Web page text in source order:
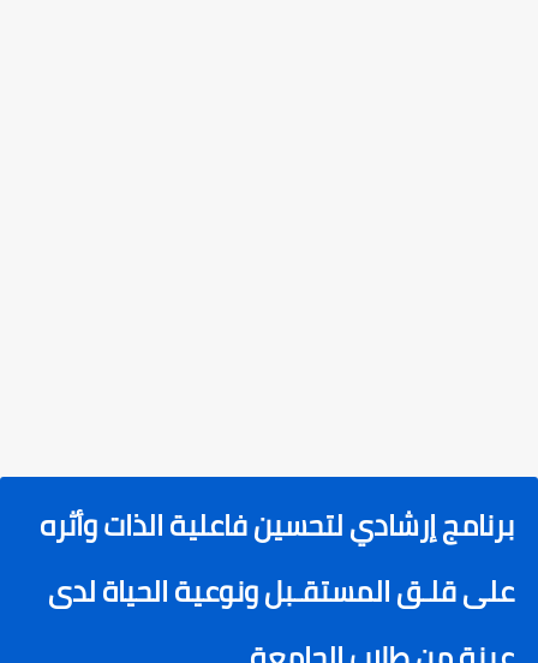
برنامج إرشادي لتحسين فاعلية الذات وأثره
على قلـق المستقـبل ونوعية الحياة لدى